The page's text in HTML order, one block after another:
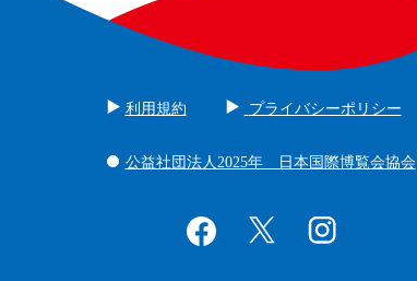
利用規約 プライバシーポリシー
公益社団法人2025年 日本国際博覧会協会